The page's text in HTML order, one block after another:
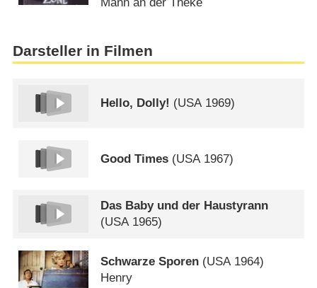
Mann an der Theke
Darsteller in Filmen
Hello, Dolly! (USA1969)
Good Times (USA 1967)
Das Baby und der Haustyrann
(USA1965)
Schwarze Sporen (USA 1964)
Henry